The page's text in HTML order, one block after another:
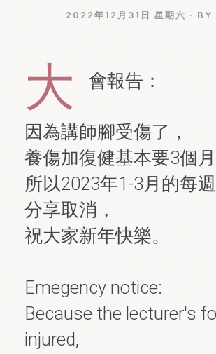
2022年12月31日 星期六 · BY
大 會報告：
因為講師腳受傷了，
養傷加復健基本要3個月
所以2023年1-3月的每
分享取消，
祝大家新年快樂。
Emegency notice:
Because the lecturer's
injured,